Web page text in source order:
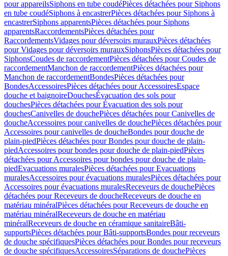
pour appareilsSiphons en tube coudéPièces détachées pour Siphons
en tube coudéSiphons à encastrerPièces détachées pour Siphons à
encastrerSiphons apparentsPièces détachées pour Siphons
apparentsRaccordementsPièces détachées pour
RaccordementsVidages pour déversoirs murauxPièces détachées
pour Vidages pour déversoirs murauxSiphonsPièces détachées pour
SiphonsCoudes de raccordementPièces détachées pour Coudes de
raccordementManchon de raccordementPièces détachées pour
Manchon de raccordementBondesPièces détachées pour
BondesAccessoiresPièces détachées pour AccessoiresEspace
douche et baignoireDouchesÉvacuation des sols pour
douchesPièces détachées pour Évacuation des sols pour
douchesCanivelles de douchePièces détachées pour Canivelles de
doucheAccessoires pour canivelles de douchePièces détachées pour
Accessoires pour canivelles de doucheBondes pour douche de
plain-piedPièces détachées pour Bondes pour douche de plain-
piedAccessoires pour bondes pour douche de plain-piedPièces
détachées pour Accessoires pour bondes pour douche de plain-
piedEvacuations muralesPièces détachées pour Evacuations
muralesAccessoires pour évacuations muralesPièces détachées pour
Accessoires pour évacuations muralesReceveurs de douchePièces
détachées pour Receveurs de doucheReceveurs de douche en
matériau minéralPièces détachées pour Receveurs de douche en
matériau minéralReceveurs de douche en matériau
minéralReceveurs de douche en céramique sanitaireBâti-
supportsPièces détachées pour Bâti-supportsBondes pour receveurs
de douche spécifiquesPièces détachées pour Bondes pour receveurs
de douche spécifiquesAccessoiresSéparations de douchePièces